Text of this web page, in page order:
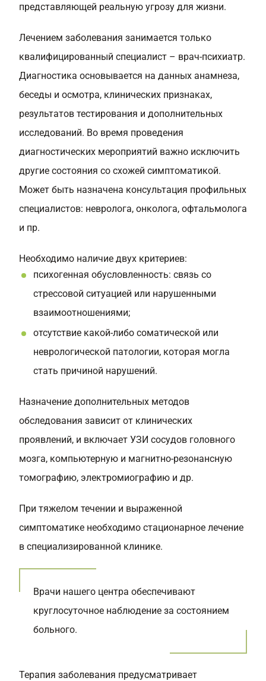
представляющей реальную угрозу для жизни.
Лечением заболевания занимается только
квалифицированный специалист – врач-психиатр.
Диагностика основывается на данных анамнеза,
беседы и осмотра, клинических признаках,
результатов тестирования и дополнительных
исследований. Во время проведения
диагностических мероприятий важно исключить
другие состояния со схожей симптоматикой.
Может быть назначена консультация профильных
специалистов: невролога, онколога, офтальмолога
и пр.
Необходимо наличие двух критериев:
психогенная обусловленность: связь со
стрессовой ситуацией или нарушенными
взаимоотношениями;
отсутствие какой-либо соматической или
неврологической патологии, которая могла
стать причиной нарушений.
Назначение дополнительных методов
обследования зависит от клинических
проявлений, и включает УЗИ сосудов головного
мозга, компьютерную и магнитно-резонансную
томографию, электромиографию и др.
При тяжелом течении и выраженной
симптоматике необходимо стационарное лечение
в специализированной клинике.
Врачи нашего центра обеспечивают
круглосуточное наблюдение за состоянием
больного.
Терапия заболевания предусматривает